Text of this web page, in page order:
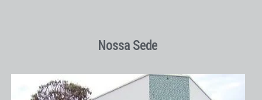
Nossa Sede